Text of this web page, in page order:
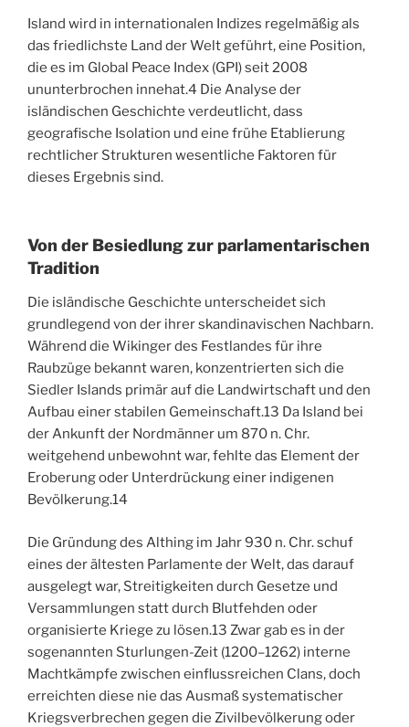
Island wird in internationalen Indizes regelmäßig als
das friedlichste Land der Welt geführt, eine Position,
die es im Global Peace Index (GPI) seit 2008
ununterbrochen innehat.4 Die Analyse der
isländischen Geschichte verdeutlicht, dass
geografische Isolation und eine frühe Etablierung
rechtlicher Strukturen wesentliche Faktoren für
dieses Ergebnis sind.
Von der Besiedlung zur parlamentarischen
Tradition
Die isländische Geschichte unterscheidet sich
grundlegend von der ihrer skandinavischen Nachbarn.
Während die Wikinger des Festlandes für ihre
Raubzüge bekannt waren, konzentrierten sich die
Siedler Islands primär auf die Landwirtschaft und den
Aufbau einer stabilen Gemeinschaft.13 Da Island bei
der Ankunft der Nordmänner um 870 n. Chr.
weitgehend unbewohnt war, fehlte das Element der
Eroberung oder Unterdrückung einer indigenen
Bevölkerung.14
Die Gründung des Althing im Jahr 930 n. Chr. schuf
eines der ältesten Parlamente der Welt, das darauf
ausgelegt war, Streitigkeiten durch Gesetze und
Versammlungen statt durch Blutfehden oder
organisierte Kriege zu lösen.13 Zwar gab es in der
sogenannten Sturlungen-Zeit (1200–1262) interne
Machtkämpfe zwischen einflussreichen Clans, doch
erreichten diese nie das Ausmaß systematischer
Kriegsverbrechen gegen die Zivilbevölkerung oder